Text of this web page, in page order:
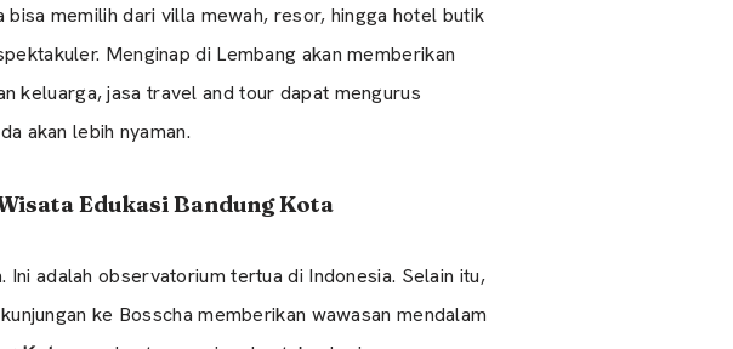
bisa memilih dari villa mewah, resor, hingga hotel butik
Menginap di Lembang akan memberikan
keluarga, jasa travel and tour dapat mengurus
akan lebih nyaman.
Edukasi Bandung Kota
adalah observatorium tertua di Indonesia. Selain itu,
ke Bosscha memberikan wawasan mendalam